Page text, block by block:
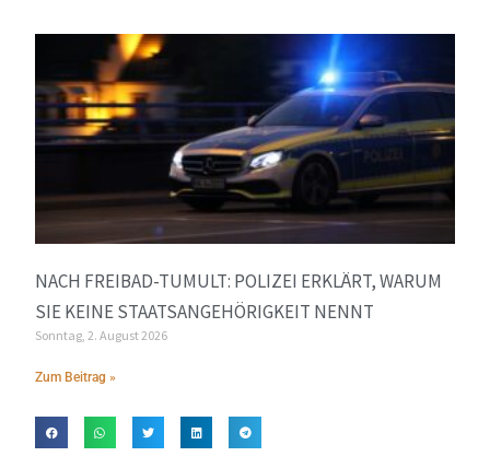
NACH FREIBAD-TUMULT: POLIZEI ERKLÄRT, WARUM
SIE KEINE STAATSANGEHÖRIGKEIT NENNT
Sonntag, 2. August 2026
Zum Beitrag »